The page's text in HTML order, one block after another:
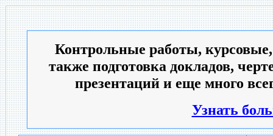
Контрольные работы,
также подготовка докладов,
презентаций и еще много
Узнать